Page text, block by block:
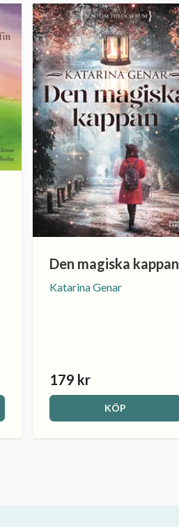
Den magiska kappan
Katarina Genar
179 kr
KÖP